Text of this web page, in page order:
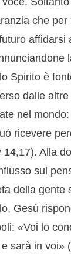
che
affidarsi
Spirito è
dalle
nel
ricevere
Alla
sul
della gente
Gesù
«Voi lo
sarà in voi»